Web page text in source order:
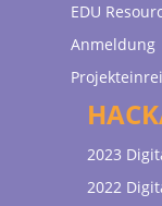
EDU
Anmeldung
2023
2022